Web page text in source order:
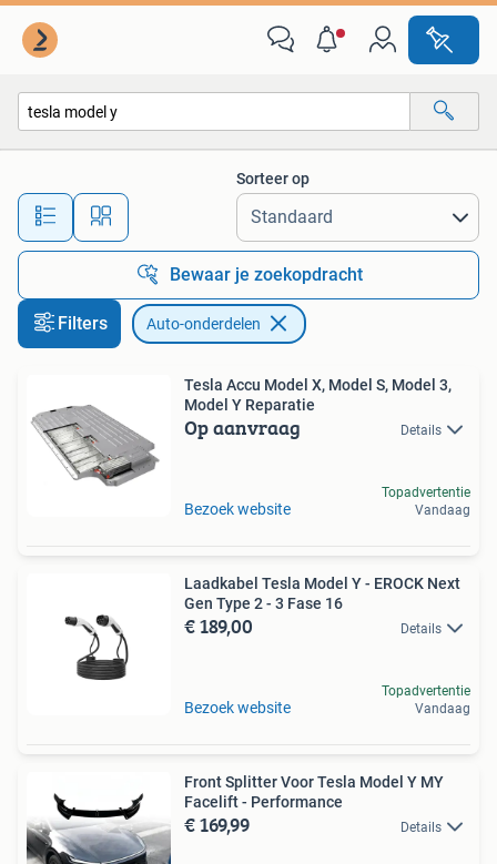
Alle afstanden…
Sorteer op
Bewaar je zoekopdracht
Filters Auto-onderdelen
Tesla Accu Model X, Model S, Model 3,
Model Y Reparatie
Op aanvraag Details
Bezoek website
Topadvertentie
Vandaag
Laadkabel Tesla Model Y - EROCK Next
Gen Type 2 - 3 Fase 16
€ 189,00 Details
Bezoek website
Topadvertentie
Vandaag
Front Splitter Voor Tesla Model Y MY
Facelift - Performance
€ 169,99 Details